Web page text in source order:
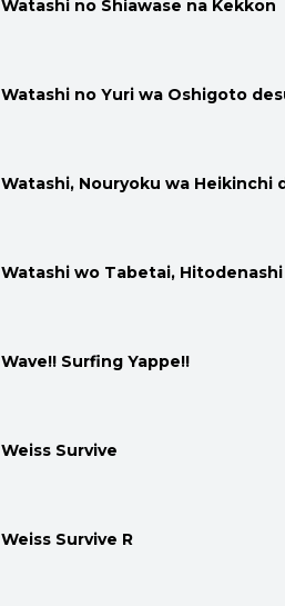
Watashi no Shiawase na Kekkon
Watashi no Yuri wa Oshigoto
Watashi, Nouryoku wa Heikinchi
Watashi wo Tabetai, Hitodenashi
Wave!! Surfing Yappe!!
Weiss Survive
Weiss Survive R